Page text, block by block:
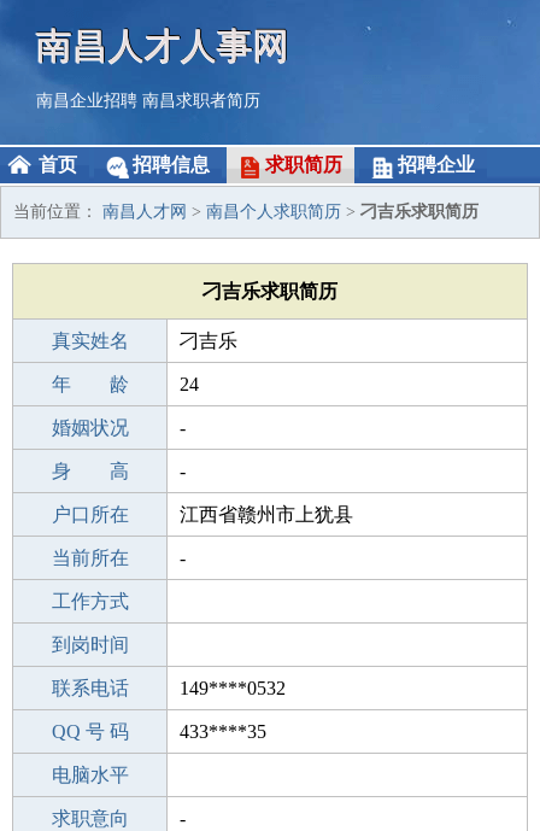
南昌人才人事网
南昌企业招聘 南昌求职者简历
首页 招聘信息 求职简历 招聘企业
当前位置： 南昌人才网 > 南昌个人求职简历 > 刁吉乐求职简历
刁吉乐求职简历
真实姓名 刁吉乐
性 别 男
年 龄 24
出生年月 2002-06-23
婚姻状况 -
学 历 本科
身 高 -
毕业学校 本科
户口所在 江西省赣州市上犹县
所学专业 -
当前所在 -
工作经验
工作方式
驾 照
到岗时间
期望月薪
联系电话 149****0532
手机号码 149****0532
QQ 号 码 433****35
微信号码
电脑水平
外语水平
求职意向 -